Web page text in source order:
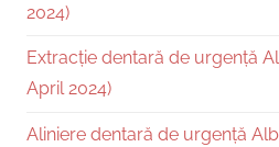
2024)
Extracție dentară de urgență
April 2024)
Aliniere dentară de urgență